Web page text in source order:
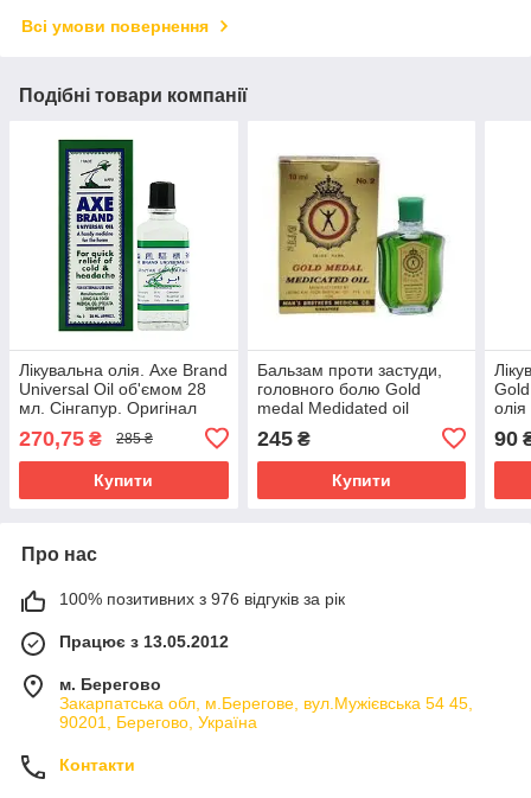
Всі умови повернення
Подібні товари компанії
Лікувальна олія. Axe Brand
Universal Oil об'ємом 28
мл. Сінгапур. Оригінал
270,75 ₴ 285 ₴
Купити
Бальзам проти застуди,
головного болю Gold
medal Medidated oil
лікувальна олія Сінгапур
Оригінал 10 мл
245₴
Купити
90
Про нас
100% позитивних з 976 відгуків за рік
Працює з 13.05.2012
м. Берегово
Закарпатська обл, м.Берегове, вул.Мужієвська 54 45,
90201, Берегово, Україна
Контакти